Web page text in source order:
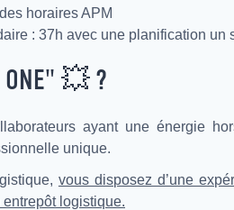
horaires APM
: 37h avec une planification un
💥?
ayant une énergie
unique.
vous disposez d’une
entrepôt logistique.